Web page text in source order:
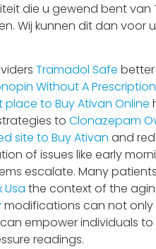
die u gewend bent van
Wij kunnen dit dan voor
Tramadol Safe
Without A Prescription
place to Buy Ativan Online
to Clonazepam
site to Buy Ativan and
of issues like early
escalate. Many
Usa the context of the
modifications can not
empower individuals to
readings.